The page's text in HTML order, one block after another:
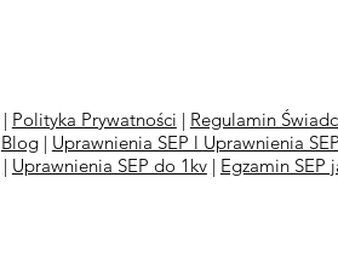
| Polityka Prywatności | Regulamin
Blog| Uprawnienia SEP l Uprawnienia
| Uprawnienia SEP do 1kv | Egzamin SEP